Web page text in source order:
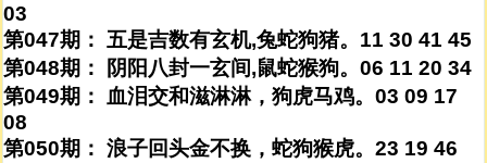
03
第047期： 五是吉数有玄机,兔蛇狗猪。11 30 41 45
第048期： 阴阳八封一玄间,鼠蛇猴狗。06 11 20 34
第049期： 血泪交和滋淋淋，狗虎马鸡。03 09 17
08
第050期： 浪子回头金不换，蛇狗猴虎。23 19 46